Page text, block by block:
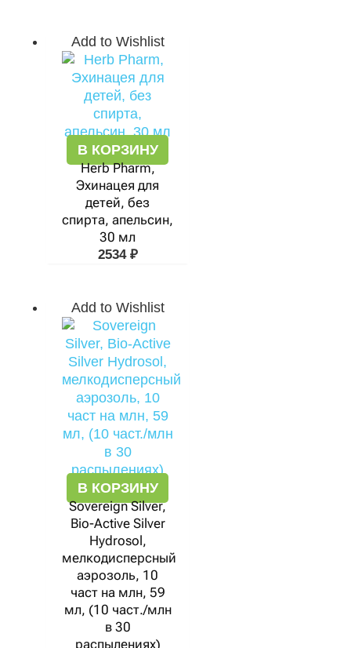
Add to Wishlist
В КОРЗИНУ
Herb Pharm,
Эхинацея для
детей, без
спирта, апельсин,
30 мл
2534 ₽
Add to Wishlist
В КОРЗИНУ
Sovereign Silver,
Bio-Active Silver
Hydrosol,
мелкодисперсный
аэрозоль, 10
част на млн, 59
мл, (10 част./млн
в 30
распылениях)